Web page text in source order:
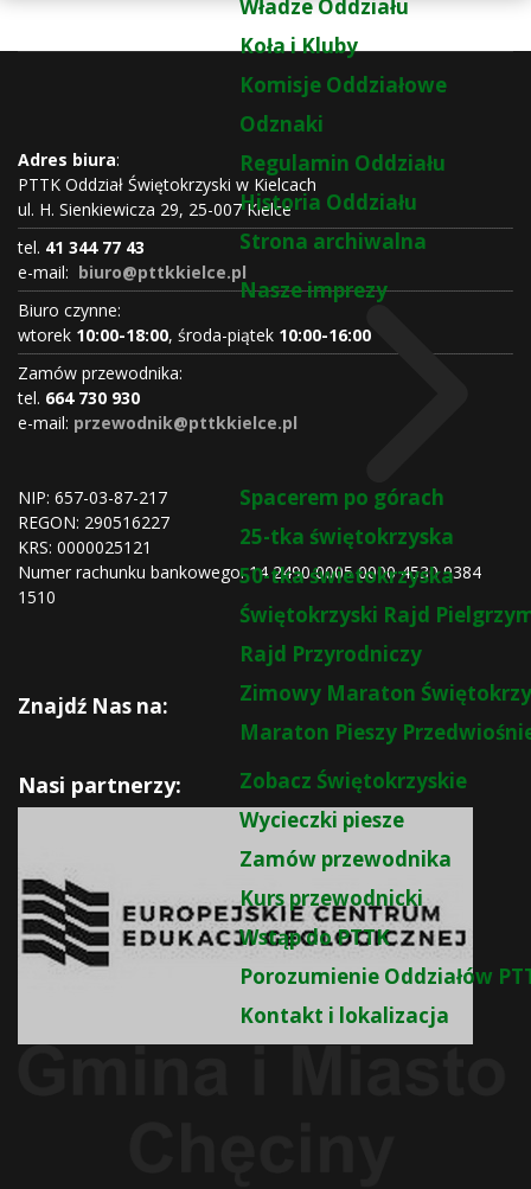
Władze Oddziału
Koła i Kluby
Komisje Oddziałowe
Odznaki
Regulamin Oddziału
Historia Oddziału
Strona archiwalna
Nasze imprezy
Spacerem po górach
25-tka świętokrzyska
50-tka świetokrzyska
Świętokrzyski Rajd
Rajd Przyrodniczy
Zimowy Maraton
Maraton Pieszy
Zobacz Świętokrzyskie
Wycieczki piesze
Zamów przewodnika
Kurs przewodnicki
Wstąp do PTTK
Porozumienie Oddziałów
Kontakt i lokalizacja
Adres biura:
PTTK Oddział Świętokrzyski w Kielcach
ul. H. Sienkiewicza 29, 25-007 Kielce
tel. 41 344 77 43
e-mail: biuro@pttkkielce.pl
Biuro czynne:
wtorek 10:00-18:00, środa-piątek 10:00-16:00
Zamów przewodnika:
tel. 664 730 930
e-mail: przewodnik@pttkkielce.pl
NIP: 657-03-87-217
REGON: 290516227
KRS: 0000025121
Numer rachunku bankowego: 14 2490 0005 0000 4530 9384
1510
Znajdź Nas na:
Nasi partnerzy: